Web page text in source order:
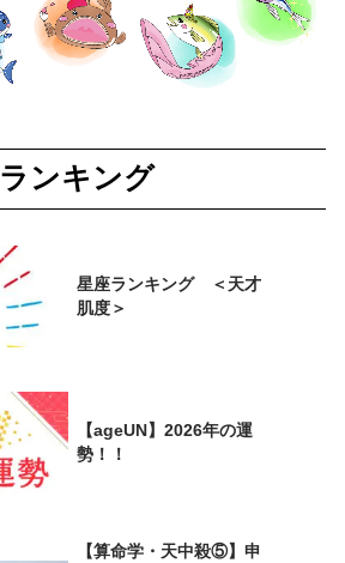
ランキング
星座ランキング ＜天才
肌度＞
【ageUN】2026年の運
勢！！
【算命学・天中殺⑤】申